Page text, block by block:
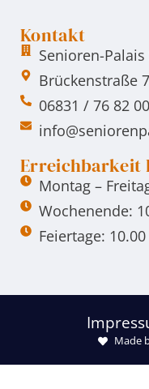
Kontakt
Senioren-
Brückenstraße
06831 / 76 82 00
Erreichbarkeit
Montag –
Wochenende:
Feiertage:
Made